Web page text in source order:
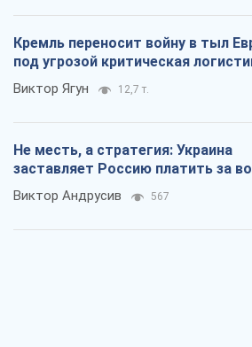
Кремль переносит войну в тыл
под угрозой критическая
Виктор Ягун 12,7 т.
Не месть, а стратегия: Украина
заставляет Россию платить за
Виктор Андрусив 567